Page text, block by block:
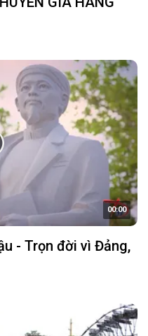
00:00
- Trọn đời vì Đảng,